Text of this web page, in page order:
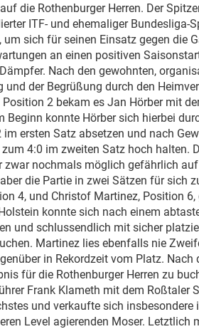
die Rothenburger Herren. Der
ITF- und ehemaliger Bundesliga-
um sich für seinen Einsatz gegen die
an einen positiven
Nach den gewohnten,
und der Begrüßung durch den
Position 2 bekam es Jan Hörber mit
Beginn konnte Hörber sich hierbei
ersten Satz absetzen und nach
zum 4:0 im zweiten Satz hoch halten.
zwar nochmals möglich gefährlich
die Partie in zwei Sätzen für sich
4, und Christof Martinez, Position
konnte sich nach einem
und schlussendlich mit sicher
Martinez lies ebenfalls nie
in Rekordzeit vom Platz.
für die Rothenburger Herren zu
Frank Klameth mit dem Roßtaler
und verkaufte sich insbesondere
Level agierenden Moser. Letztlich